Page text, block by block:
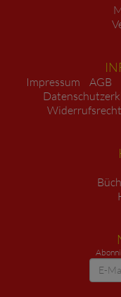
Impressum AGB
Widerrufsrecht